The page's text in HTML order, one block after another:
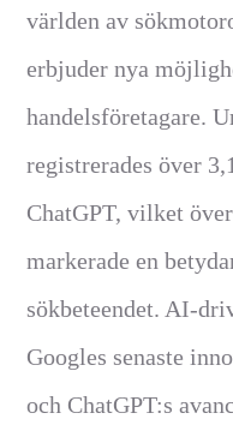
världen av
erbjuder nya
handelsföretagare.
registrerades över
ChatGPT, vilket
markerade en
sökbeteendet. AI-
Googles senaste
och ChatGPT:s